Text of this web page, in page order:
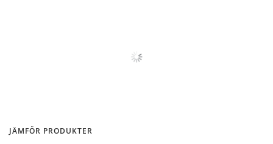
JÄMFÖR PRODUKTER